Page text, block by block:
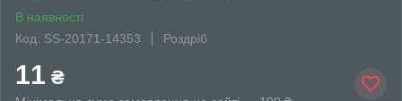
В наявності
Код: SS-20171-14353
Роздріб
11 ₴